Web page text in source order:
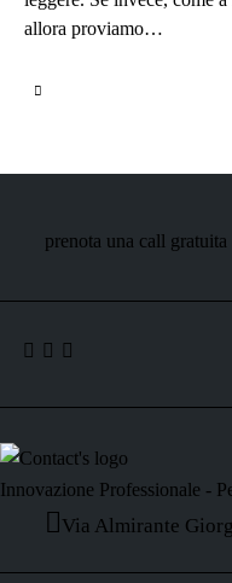
allora proviamo…
prenota una call gratuita
Innovazione Professionale -
Via Almirante